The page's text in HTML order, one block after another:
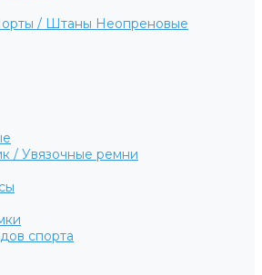
/ Штаны Неопреновые
/ Увязочные ремни
спорта